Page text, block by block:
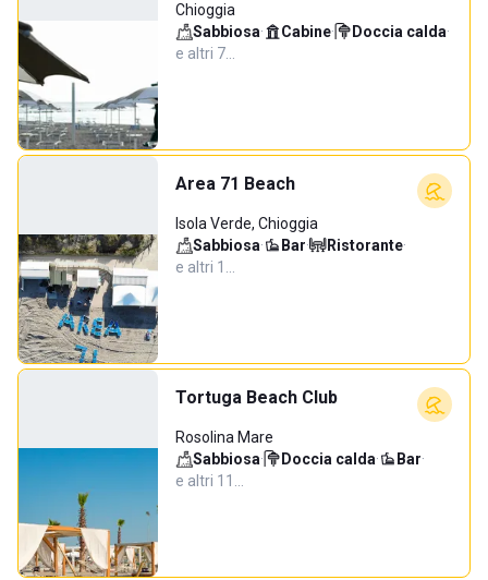
Chioggia
Sabbiosa· Cabine· Doccia calda·
e altri 7…
Area 71 Beach
Isola Verde, Chioggia
Sabbiosa· Bar· Ristorante·
e altri 1…
Tortuga Beach Club
Rosolina Mare
Sabbiosa· Doccia calda· Bar·
e altri 11…